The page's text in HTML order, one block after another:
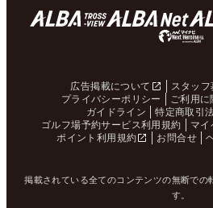
広告掲載について スタッ
プライバシーポリシー
ご利用に
ガイドライン
特定商取引
ゴルフ場予約サービス利用規約
マ
ポイント利用規約
お問合せ
掲載されている全てのコンテンツの無断での
す。